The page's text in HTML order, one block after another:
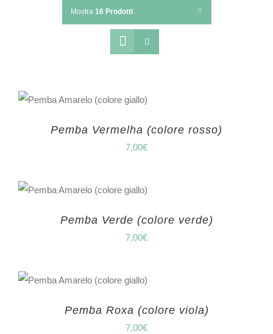
Mostra 16 Prodotti
Pemba Vermelha (colore rosso)
7,00€
Pemba Verde (colore verde)
7,00€
Pemba Roxa (colore viola)
7,00€